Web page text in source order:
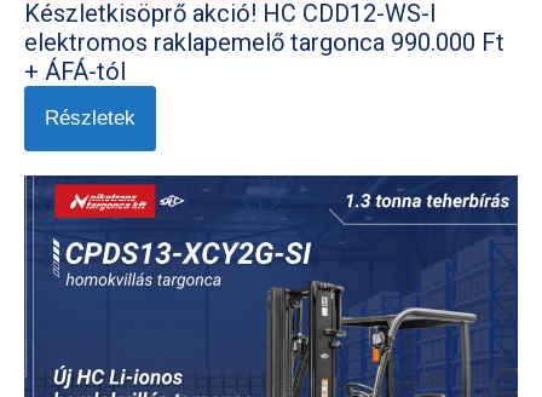
Készletkisöprő akció! HC CDD12-WS-I
elektromos raklapemelő targonca 990.000 Ft
+ ÁFÁ-tól
Részletek